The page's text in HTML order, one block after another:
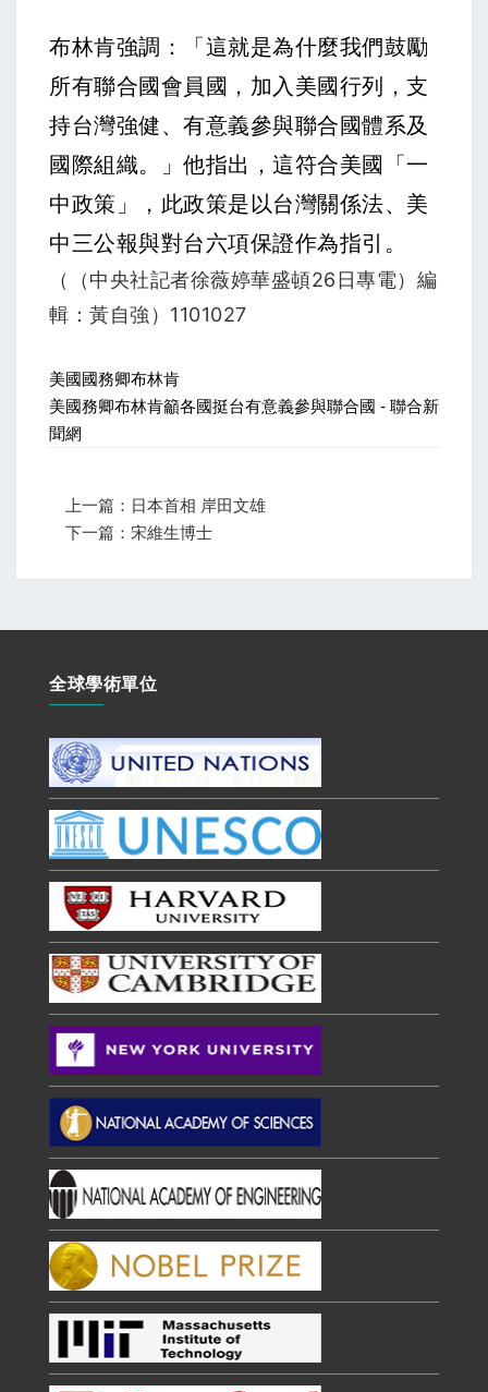
布林肯強調：「這就是為什麼我們鼓勵
所有聯合國會員國，加入美國行列，支
持台灣強健、有意義參與聯合國體系及
國際組織。」他指出，這符合美國「一
中政策」，此政策是以台灣關係法、美
中三公報與對台六項保證作為指引。
（（中央社記者徐薇婷華盛頓26日專電）編
輯：黃自強）1101027
美國國務卿布林肯
美國務卿布林肯籲各國挺台有意義參與聯合國 - 聯合新
聞網
上一篇：日本首相 岸田文雄
下一篇：宋維生博士
全球學術單位